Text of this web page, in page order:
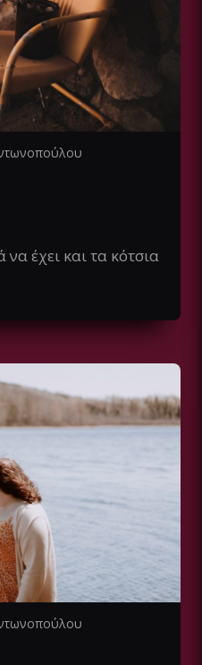
έχει και τα κότσια